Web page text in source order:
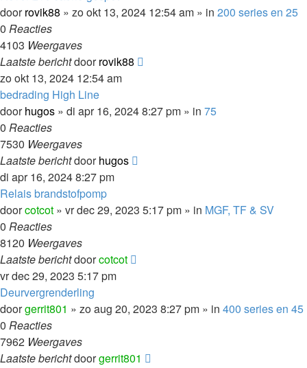
doorrovik88 » zo okt 13, 2024 12:54 am » in 200 series en 25
0 Reacties
4103 Weergaves
Laatste berichtdoorrovik88
zo okt 13, 2024 12:54 am
bedrading High Line
doorhugos » di apr 16, 2024 8:27 pm » in 75
0 Reacties
7530 Weergaves
Laatste berichtdoorhugos
di apr 16, 2024 8:27 pm
Relais brandstofpomp
doorcotcot » vr dec 29, 2023 5:17 pm » in MGF, TF & SV
0 Reacties
8120 Weergaves
Laatste berichtdoorcotcot
vr dec 29, 2023 5:17 pm
Deurvergrenderling
doorgerrit801 » zo aug 20, 2023 8:27 pm » in 400 series en 45
0 Reacties
7962 Weergaves
Laatste berichtdoorgerrit801